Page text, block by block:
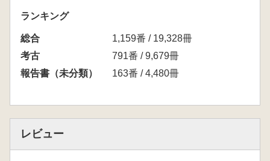
ランキング
総合
1,159番 / 19,328冊
考古
791番 / 9,679冊
報告書（未分類）
163番 / 4,480冊
レビュー